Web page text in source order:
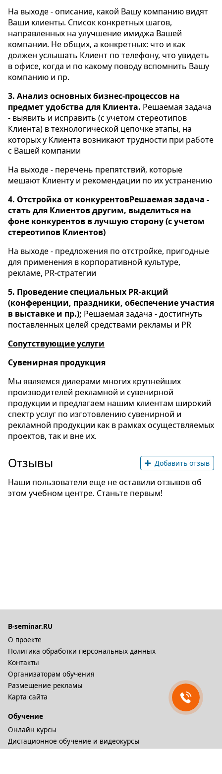
На выходе - описание, какой Вашу компанию видят
Ваши клиенты. Список конкретных шагов,
направленных на улучшение имиджа Вашей
компании. Не общих, а конкретных: что и как
должен услышать Клиент по телефону, что увидеть
в офисе, когда и по какому поводу вспомнить Вашу
компанию и пр.
3. Анализ основных бизнес-процессов на
предмет удобства для Клиента. Решаемая задача
- выявить и исправить (с учетом стереотипов
Клиента) в технологической цепочке этапы, на
которых у Клиента возникают трудности при работе
с Вашей компании
На выходе - перечень препятствий, которые
мешают Клиенту и рекомендации по их устранению
4. Отстройка от конкурентовРешаемая задача -
стать для Клиентов другим, выделиться на
фоне конкурентов в лучшую сторону (с учетом
стереотипов Клиентов)
На выходе - предложения по отстройке, пригодные
для применения в корпоративной культуре,
рекламе, PR-стратегии
5. Проведение специальных PR-акций
(конференции, праздники, обеспечение участия
в выставке и пр.); Решаемая задача - достигнуть
поставленных целей средствами рекламы и PR
Сопутствующие услуги
Сувенирная продукция
Мы являемся дилерами многих крупнейших
производителей рекламной и сувенирной
продукции и предлагаем нашим клиентам широкий
спектр услуг по изготовлению сувенирной и
рекламной продукции как в рамках осуществляемых
проектов, так и вне их.
Отзывы Добавить отзыв
Наши пользователи еще не оставили отзывов об
этом учебном центре. Станьте первым!
B-seminar.RU
О проекте
Политика обработки персональных данных
Контакты
Организаторам обучения
Размещение рекламы
Карта сайта
Обучение
Онлайн курсы
Дистационное обучение и видеокурсы